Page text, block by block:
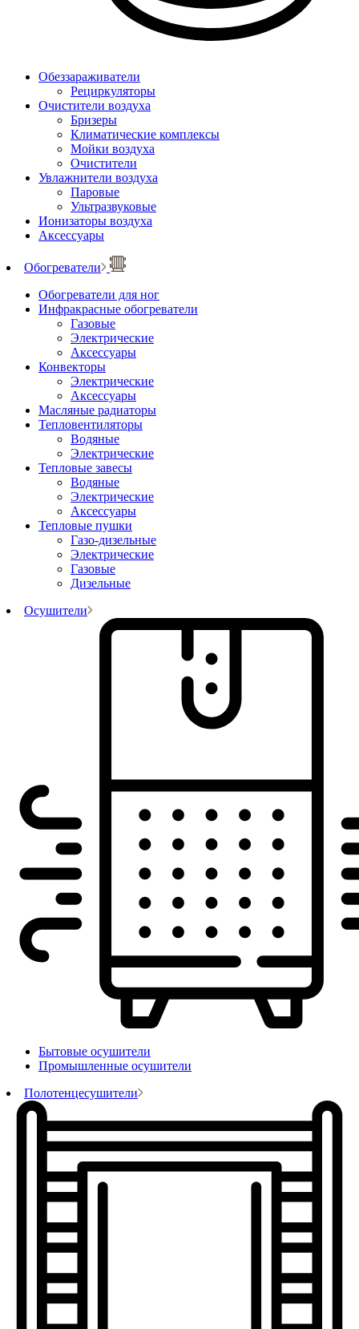
Обеззараживатели
Рециркуляторы
Очистители воздуха
Бризеры
Климатические комплексы
Мойки воздуха
Очистители
Увлажнители воздуха
Паровые
Ультразвуковые
Ионизаторы воздуха
Аксессуары
Обогреватели
Обогреватели для ног
Инфракрасные обогреватели
Газовые
Электрические
Аксессуары
Конвекторы
Электрические
Аксессуары
Масляные радиаторы
Тепловентиляторы
Водяные
Электрические
Тепловые завесы
Водяные
Электрические
Аксессуары
Тепловые пушки
Газо-дизельные
Электрические
Газовые
Дизельные
Осушители
Бытовые осушители
Промышленные осушители
Полотенцесушители